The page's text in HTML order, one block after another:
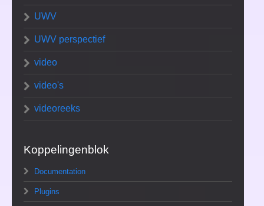
UWV
UWV perspectief
video
video's
videoreeks
Koppelingenblok
Documentation
Plugins